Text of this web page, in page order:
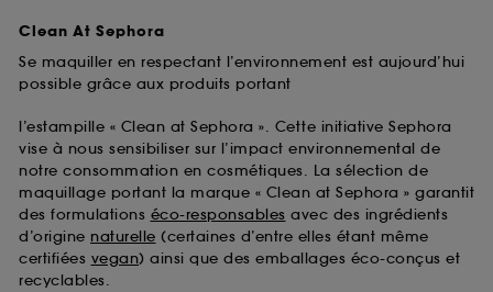
Clean At Sephora
Se maquiller en respectant l’environnement est aujourd’hui
possible grâce aux produits portant
l’estampille « Clean at Sephora ». Cette initiative Sephora
vise à nous sensibiliser sur l’impact environnemental de
notre consommation en cosmétiques. La sélection de
maquillage portant la marque « Clean at Sephora » garantit
des formulations éco-responsables avec des ingrédients
d’origine naturelle (certaines d’entre elles étant même
certifiées vegan) ainsi que des emballages éco-conçus et
recyclables.